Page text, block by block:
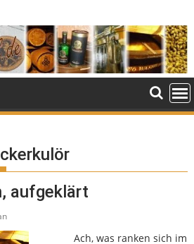
aufgeklärt
Ach, was ranken sich im